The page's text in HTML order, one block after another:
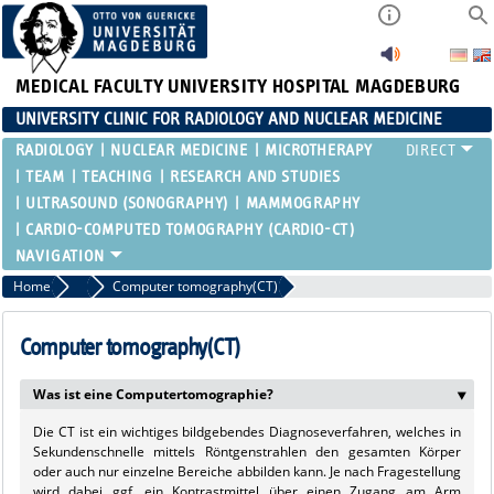
MEDICAL FACULTY UNIVERSITY HOSPITAL MAGDEBURG
UNIVERSITY CLINIC FOR RADIOLOGY AND NUCLEAR MEDICINE
RADIOLOGY NUCLEAR MEDICINE
MICROTHERAPY
TEAM
TEACHING
RESEARCH AND STUDIES
ULTRASOUND (SONOGRAPHY)
MAMMOGRAPHY
CARDIO-COMPUTED TOMOGRAPHY (CARDIO-CT)
Home RadiologyComputer tomography(CT)
Computer tomography(CT)
Was ist eine Computertomographie? ‣
Die CT ist ein wichtiges bildgebendes Diagnoseverfahren, welches in
Sekundenschnelle mittels Röntgenstrahlen den gesamten Körper
oder auch nur einzelne Bereiche abbilden kann. Je nach Fragestellung